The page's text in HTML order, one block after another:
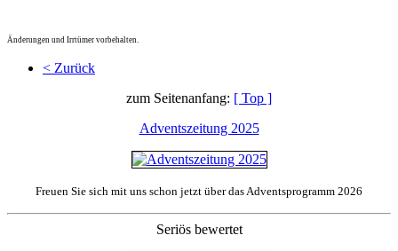
Änderungen und Irrtümer vorbehalten.
< Zurück
zum Seitenanfang: [ Top ]
Adventszeitung 2025
Freuen Sie sich mit uns schon jetzt über das Adventsprogramm 2026
Seriös bewertet